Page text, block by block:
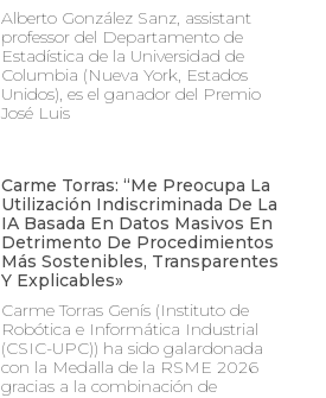
Alberto González Sanz, assistant
professor del Departamento de
Estadística de la Universidad de
Columbia (Nueva York, Estados
Unidos), es el ganador del Premio
José Luis
Carme Torras: “Me Preocupa La
Utilización Indiscriminada De La
IA Basada En Datos Masivos En
Detrimento De Procedimientos
Más Sostenibles, Transparentes
Y Explicables»
Carme Torras Genís (Instituto de
Robótica e Informática Industrial
(CSIC-UPC)) ha sido galardonada
con la Medalla de la RSME 2026
gracias a la combinación de